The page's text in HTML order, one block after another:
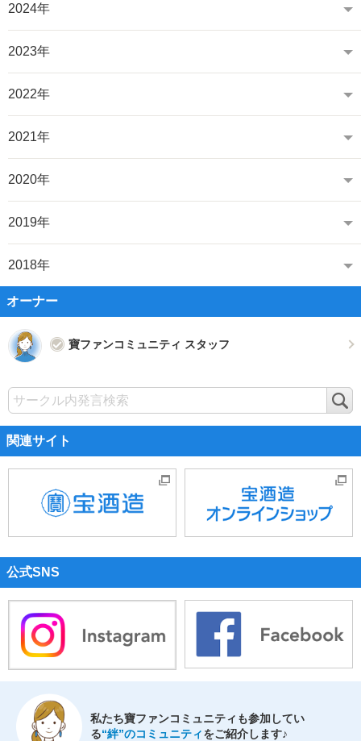
2024年
2023年
2022年
2021年
2020年
2019年
2018年
オーナー
寶ファンコミュニティ スタッフ
関連サイト
公式SNS
私たち寶ファンコミュニティも参加してい
る“絆”のコミュニティをご紹介します♪